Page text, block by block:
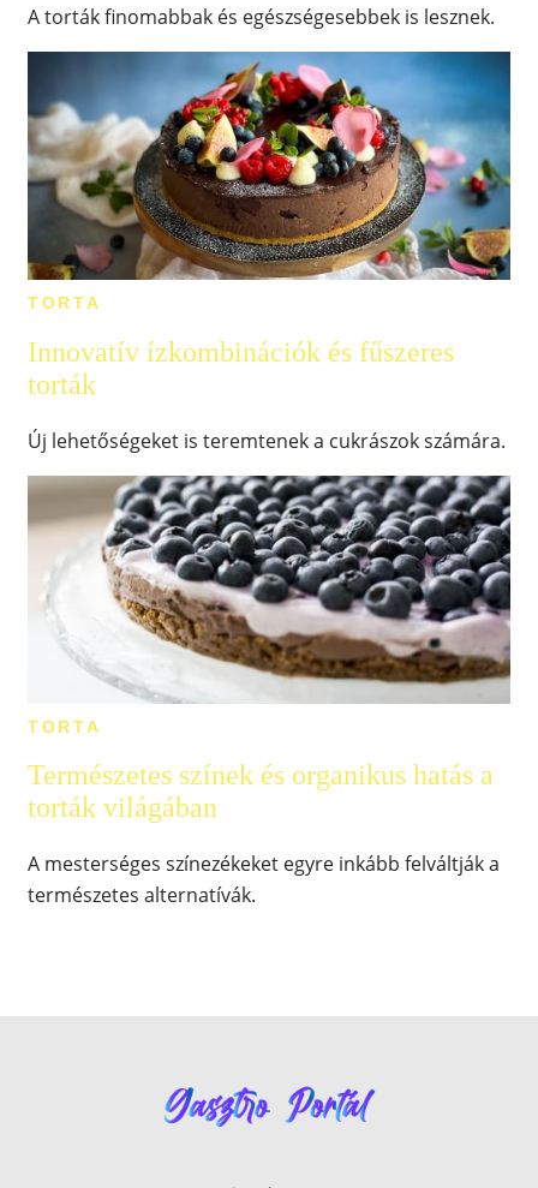
A torták finomabbak és egészségesebbek is lesznek.
TORTA
Innovatív ízkombinációk és fűszeres
torták
Új lehetőségeket is teremtenek a cukrászok számára.
TORTA
Természetes színek és organikus hatás a
torták világában
A mesterséges színezékeket egyre inkább felváltják a
természetes alternatívák.